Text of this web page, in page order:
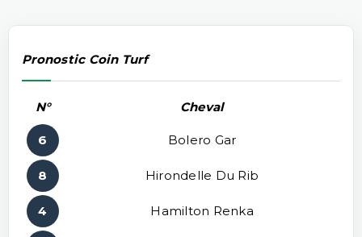
Pronostic Coin Turf
N° Cheval
6 Bolero Gar
8 Hirondelle Du Rib
4 Hamilton Renka